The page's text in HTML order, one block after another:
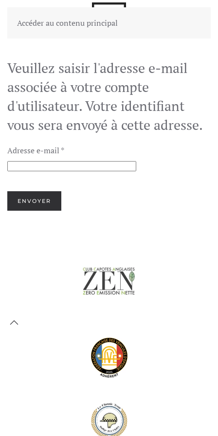
Accéder au contenu principal
Veuillez saisir l'adresse e-mail
associée à votre compte
d'utilisateur. Votre identifiant
vous sera envoyé à cette adresse.
Adresse e-mail *
ENVOYER